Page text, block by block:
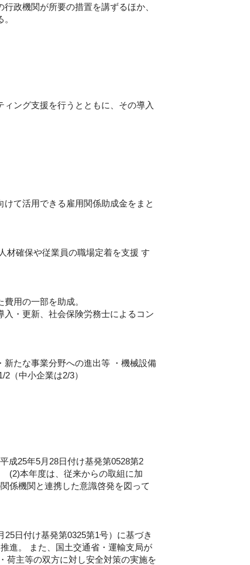
政機関が所要の措置を講ずるほか、
ング支援を行うとともに、その導入
て活用できる雇用関係助成金をまと
材確保や従業員の職場定着を支援 す
用の一部を助成。
入・更新、社会保険労務士によるコン
新たな事業分野への進出等 ・機械設備
（中小企業は2/3）
成25年5月28日付け基発第0528第2
(2)本年度は、従来からの取組に加
係機関と連携した意識啓発を図って
日付け基発第0325第1号）に基づき
進。 また、国土交通省・運輸支局が
荷主等の双方に対し安全対策の実施を